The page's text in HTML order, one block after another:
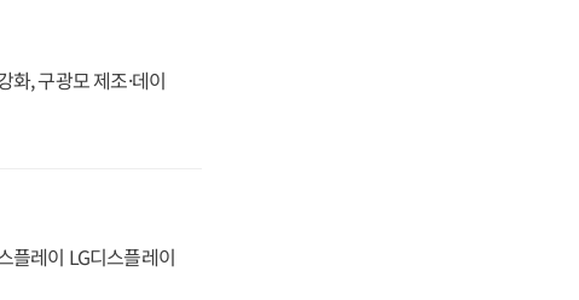
, 구광모 제조·데이
플레이 LG디스플레이